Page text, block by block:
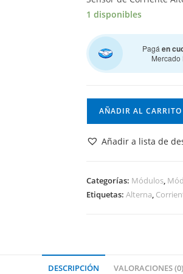
1 disponibles
Pagáen
Mercado
Sensor
Corriente
cantidad
AÑADIR AL CARRITO
Añadir a lista de
Categorías: Módulos,
Etiquetas: Alterna,
DESCRIPCIÓN VALORACIONES (0)